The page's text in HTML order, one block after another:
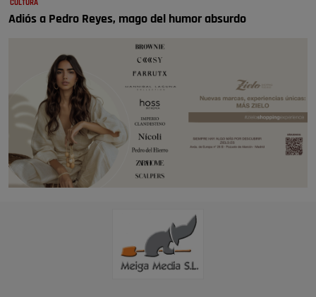
CULTURA
Adiós a Pedro Reyes, mago del humor absurdo